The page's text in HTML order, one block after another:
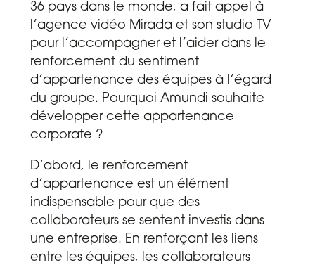
36 pays dans le monde, a fait appel à
l’agence vidéo Mirada et son studio TV
pour l’accompagner et l’aider dans le
renforcement du sentiment
d’appartenance des équipes à l’égard
du groupe. Pourquoi Amundi souhaite
développer cette appartenance
corporate ?
D’abord, le renforcement
d’appartenance est un élément
indispensable pour que des
collaborateurs se sentent investis dans
une entreprise. En renforçant les liens
entre les équipes, les collaborateurs